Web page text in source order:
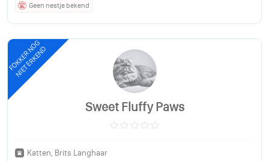
Geen nestje bekend
FOKKER NOG
NIET ERKEND
Sweet Fluffy Paws
Katten, Brits Langhaar